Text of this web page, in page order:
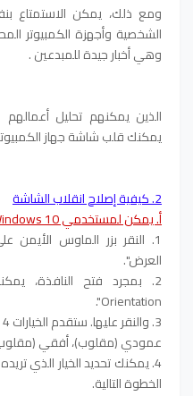
ومع ذلك، يمكن الاستمتاع
وهي أخبار جيدة للمبدعين .
الذين يمكنهم تحليل
يمكنك قلب شاشة جهاز
2. كيفية إصلاح انقلاب الشاشة
أ. يمكن لمستخدمي Windows 10
1. النقر بزر الماوس
العرض".
Orientation".
عمودي (مقلوب)، أفقي
4. يمكنك تحديد الخيار الذي
الخطوة التالية.